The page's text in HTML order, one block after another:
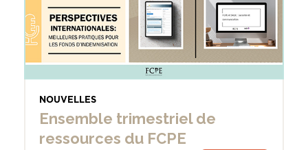
NOUVELLES
Ensemble trimestriel de
ressources du FCPE